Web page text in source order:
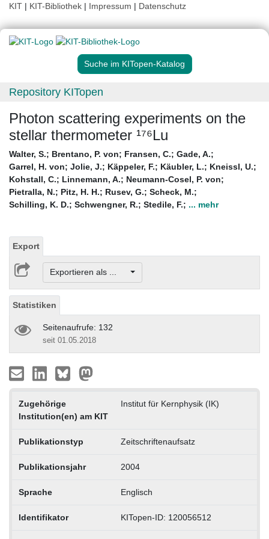
KIT | KIT-Bibliothek | Impressum | Datenschutz
Suche im KITopen-Katalog
Repository KITopen
Photon scattering experiments on the
stellar thermometer ¹⁷⁶Lu
Walter, S.; Brentano, P. von; Fransen, C.; Gade, A.;
Garrel, H. von; Jolie, J.; Käppeler, F.; Käubler, L.; Kneissl, U.;
Kohstall, C.; Linnemann, A.; Neumann-Cosel, P. von;
Pietralla, N.; Pitz, H. H.; Rusev, G.; Scheck, M.;
Schilling, K. D.; Schwengner, R.; Stedile, F.; ... mehr
Export
Exportieren als ...
Statistiken
Seitenaufrufe: 132
seit 01.05.2018
Zugehörige
Institution(en) am KIT
Institut für Kernphysik (IK)
Publikationstyp Zeitschriftenaufsatz
Publikationsjahr 2004
Sprache Englisch
Identifikator KITopen-ID: 120056512